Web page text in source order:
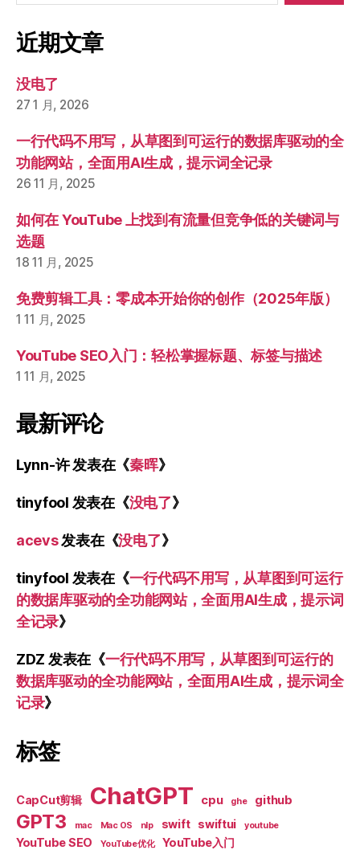
近期文章
没电了
27 1 月, 2026
一行代码不用写，从草图到可运行的数据库驱动的全
功能网站，全面用AI生成，提示词全记录
26 11 月, 2025
如何在 YouTube 上找到有流量但竞争低的关键词与
选题
18 11 月, 2025
免费剪辑工具：零成本开始你的创作（2025年版）
1 11 月, 2025
YouTube SEO入门：轻松掌握标题、标签与描述
1 11 月, 2025
最新评论
Lynn-许发表在《秦晖》
tinyfool 发表在《没电了》
acevs发表在《没电了》
tinyfool 发表在《一行代码不用写，从草图到可运行
的数据库驱动的全功能网站，全面用AI生成，提示词
全记录》
ZDZ 发表在《一行代码不用写，从草图到可运行的
数据库驱动的全功能网站，全面用AI生成，提示词全
记录》
标签
CapCut剪辑 ChatGPT cpu ghe github
GPT3 mac Mac OS nlp swift swiftui youtube
YouTube SEO YouTube优化 YouTube入门